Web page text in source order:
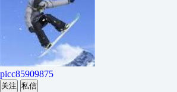
picc85909875
关注 私信